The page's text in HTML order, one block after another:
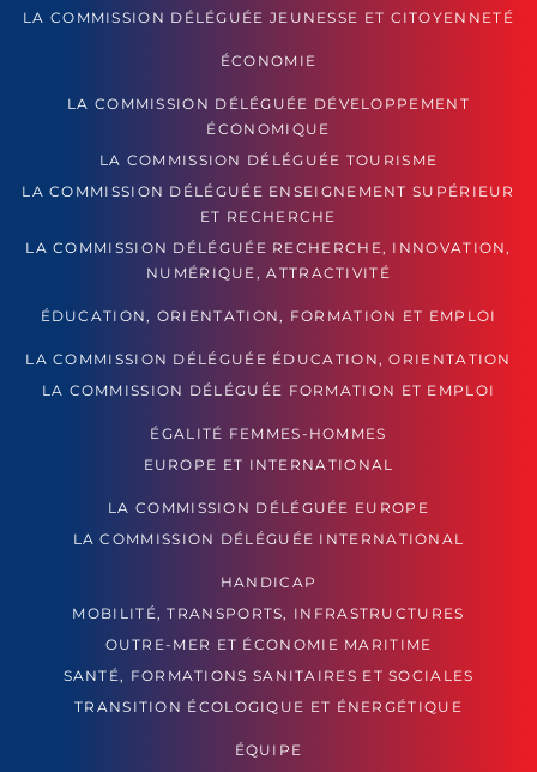
LA COMMISSION DÉLÉGUÉE JEUNESSE ET CITOYENNETÉ
ÉCONOMIE
LA COMMISSION DÉLÉGUÉE DÉVELOPPEMENT
ÉCONOMIQUE
LA COMMISSION DÉLÉGUÉE TOURISME
LA COMMISSION DÉLÉGUÉE ENSEIGNEMENT SUPÉRIEUR
ET RECHERCHE
LA COMMISSION DÉLÉGUÉE RECHERCHE, INNOVATION,
NUMÉRIQUE, ATTRACTIVITÉ
ÉDUCATION, ORIENTATION, FORMATION ET EMPLOI
LA COMMISSION DÉLÉGUÉE ÉDUCATION, ORIENTATION
LA COMMISSION DÉLÉGUÉE FORMATION ET EMPLOI
ÉGALITÉ FEMMES-HOMMES
EUROPE ET INTERNATIONAL
LA COMMISSION DÉLÉGUÉE EUROPE
LA COMMISSION DÉLÉGUÉE INTERNATIONAL
HANDICAP
MOBILITÉ, TRANSPORTS, INFRASTRUCTURES
OUTRE-MER ET ÉCONOMIE MARITIME
SANTÉ, FORMATIONS SANITAIRES ET SOCIALES
TRANSITION ÉCOLOGIQUE ET ÉNERGÉTIQUE
ÉQUIPE